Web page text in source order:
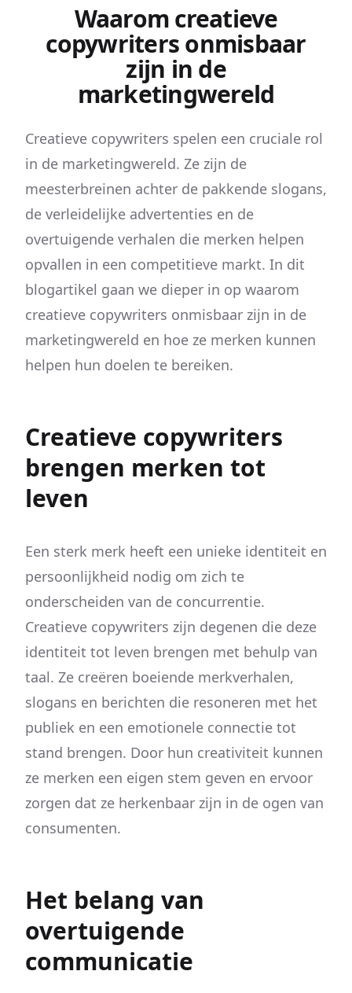
Waarom creatieve
copywriters onmisbaar
zijn in de
marketingwereld
Creatieve copywriters spelen een cruciale rol
in de marketingwereld. Ze zijn de
meesterbreinen achter de pakkende slogans,
de verleidelijke advertenties en de
overtuigende verhalen die merken helpen
opvallen in een competitieve markt. In dit
blogartikel gaan we dieper in op waarom
creatieve copywriters onmisbaar zijn in de
marketingwereld en hoe ze merken kunnen
helpen hun doelen te bereiken.
Creatieve copywriters
brengen merken tot
leven
Een sterk merk heeft een unieke identiteit en
persoonlijkheid nodig om zich te
onderscheiden van de concurrentie.
Creatieve copywriters zijn degenen die deze
identiteit tot leven brengen met behulp van
taal. Ze creëren boeiende merkverhalen,
slogans en berichten die resoneren met het
publiek en een emotionele connectie tot
stand brengen. Door hun creativiteit kunnen
ze merken een eigen stem geven en ervoor
zorgen dat ze herkenbaar zijn in de ogen van
consumenten.
Het belang van
overtuigende
communicatie